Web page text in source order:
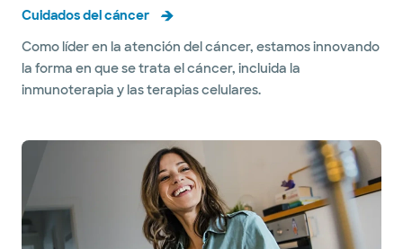
Cuidados del cáncer
Como líder en la atención del cáncer, estamos innovando
la forma en que se trata el cáncer, incluida la
inmunoterapia y las terapias celulares.